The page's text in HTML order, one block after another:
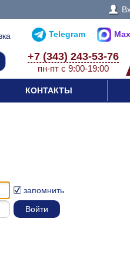
Telegram Max
+7 (343) 243-53-76
пн-пт с 9:00-19:00
КОНТАКТЫ
запомнить